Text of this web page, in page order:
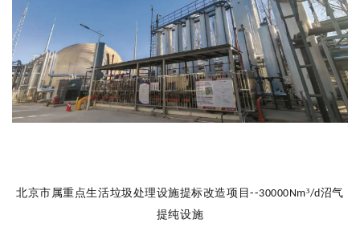
北京市属重点生活垃圾处理设施提标改造项目--30000Nm³/d沼气
提纯设施